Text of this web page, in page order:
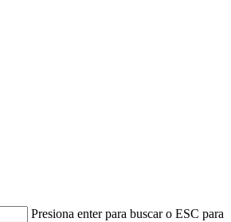
Presiona enter para buscar o ESC para